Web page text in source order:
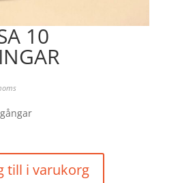
10
till i varukorg